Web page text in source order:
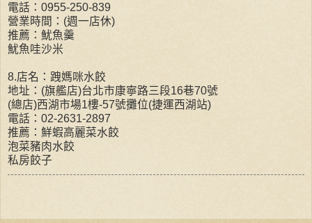
電話：0955-250-839
營業時間：(週一店休)
推薦：魷魚羹
魷魚哇沙米
8.店名：跩媽咪水餃
地址：(旗艦店)台北市康寧路三段16巷70號
(總店)西湖市場1樓-57號攤位(捷運西湖站)
電話：02-2631-2897
推薦：鮮蝦高麗菜水餃
泡菜豬肉水餃
私房餃子